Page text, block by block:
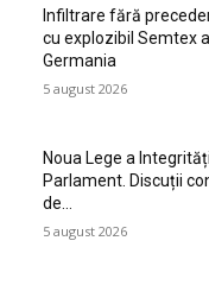
Infiltrare fără
cu explozibil Semtex
Germania
5 august 2026
Noua Lege a
Parlament. Discuții
de…
5 august 2026